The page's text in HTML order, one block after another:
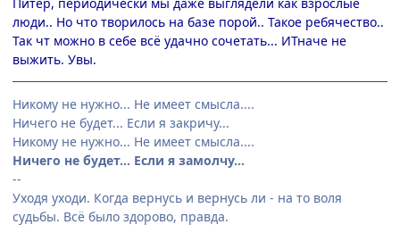
люди.. Но что творилось на базе порой.. Такое ребячество..
Так чт можно в себе всё удачно сочетать... ИТначе не
выжить. Увы.
Никому не нужно... Не имеет смысла....
Ничего не будет... Если я закричу...
Никому не нужно... Не имеет смысла....
Ничего не будет... Если я замолчу...
--
Уходя уходи. Когда вернусь и вернусь ли - на то воля
судьбы. Всё было здорово, правда.